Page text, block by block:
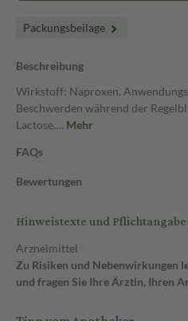
Packungsbeilage
Beschreibung
Wirkstoff: Naproxen.
Beschwerden während der
Lactose.… Mehr
FAQs
Bewertungen
Hinweistexte und
Arzneimittel
Zu Risiken und Nebenwirkungen
und fragen Sie Ihre Ärztin, Ihren